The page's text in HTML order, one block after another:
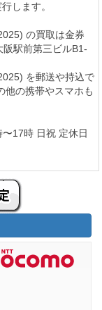
します。
の買取は金券
駅前第三ビルB1-
を郵送や持込で
他の携帯やスマホも
17時 日祝 定休日